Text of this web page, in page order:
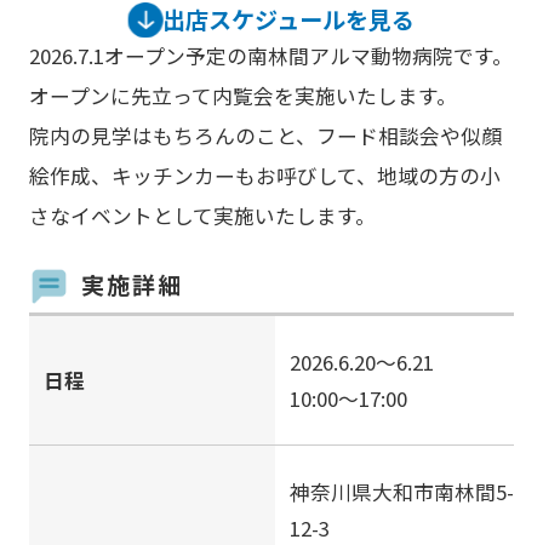
出店スケジュールを見る
2026.7.1オープン予定の南林間アルマ動物病院です。
オープンに先立って内覧会を実施いたします。
院内の見学はもちろんのこと、フード相談会や似顔
絵作成、キッチンカーもお呼びして、地域の方の小
さなイベントとして実施いたします。
実施詳細
日程
2026.6.20～6.21
10:00〜17:00
神奈川県大和市南林間5-
12-3